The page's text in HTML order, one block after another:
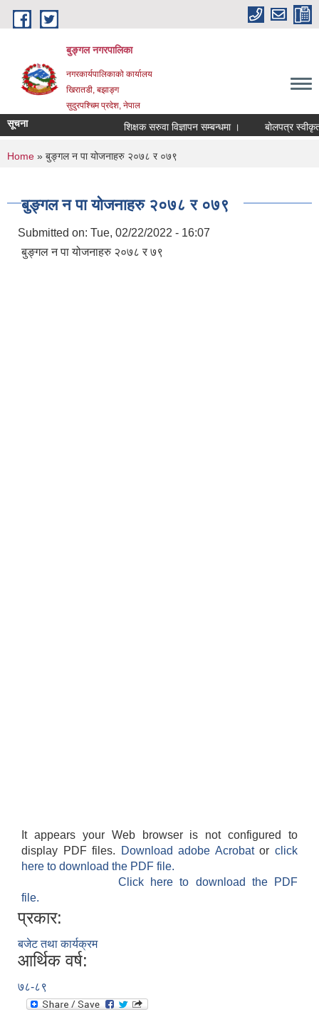
Skip to main content
बुङ्गल नगरपालिका
नगरकार्यपालिकाको कार्यालय
खिरातडी, बझाङ्ग
सुदुरपश्चिम प्रदेश, नेपाल
सूचना शिक्षक सरुवा विज्ञापन सम्बन्धमा । बोलपत्र स्वीकृत
You are here
Home » बुङ्गल न पा योजनाहरु २०७८ र ०७९
बुङ्गल न पा योजनाहरु २०७८ र ०७९
Submitted on: Tue, 02/22/2022 - 16:07
बुङ्गल न पा योजनाहरु २०७८ र ७९
It appears your Web browser is not configured to
display PDF files.
Download adobe Acrobatorclick
here to download the PDF file.
Click here to download the PDF
file.
प्रकार:
बजेट तथा कार्यक्रम
आर्थिक वर्ष:
७८-८९